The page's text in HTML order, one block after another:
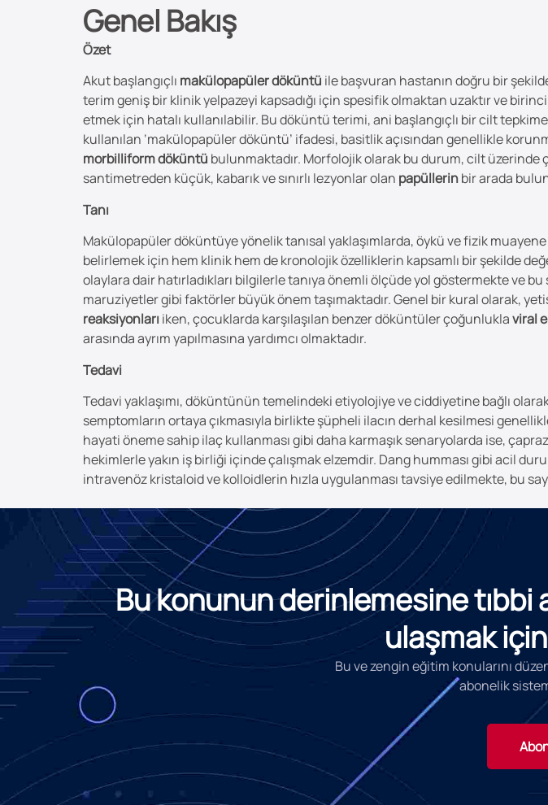
Genel Bakış
Özet
Akut başlangıçlı makülopapüler döküntü ile başvuran hastanın doğru bir
terim geniş bir klinik yelpazeyi kapsadığı için spesifik olmaktan uzaktır ve
etmek için hatalı kullanılabilir. Bu döküntü terimi, ani başlangıçlı bir cilt
kullanılan ‘makülopapüler döküntü’ ifadesi, basitlik açısından genellikle
morbilliform döküntü bulunmaktadır. Morfolojik olarak bu durum, cilt üzerinde
santimetreden küçük, kabarık ve sınırlı lezyonlar olan papüllerinbir arada
Tanı
Makülopapüler döküntüye yönelik tanısal yaklaşımlarda, öykü ve fizik
belirlemek için hem klinik hem de kronolojik özelliklerin kapsamlı bir şekilde
olaylara dair hatırladıkları bilgilerle tanıya önemli ölçüde yol göstermekte ve
maruziyetler gibi faktörler büyük önem taşımaktadır. Genel bir kural olarak,
reaksiyonları iken, çocuklarda karşılaşılan benzer döküntüler çoğunluklaviral
arasında ayrım yapılmasına yardımcı olmaktadır.
Tedavi
Tedavi yaklaşımı, döküntünün temelindeki etiyolojiye ve ciddiyetine bağlı
semptomların ortaya çıkmasıyla birlikte şüpheli ilacın derhal kesilmesi
hayati öneme sahip ilaç kullanması gibi daha karmaşık senaryolarda ise,
hekimlerle yakın iş birliği içinde çalışmak elzemdir. Dang humması gibi acil
intravenöz kristaloid ve kolloidlerin hızla uygulanması tavsiye edilmekte, bu
Bu konunun derinlemesine tıbbi
ulaşmak
Bu ve zengin eğitim konularını
abonelik